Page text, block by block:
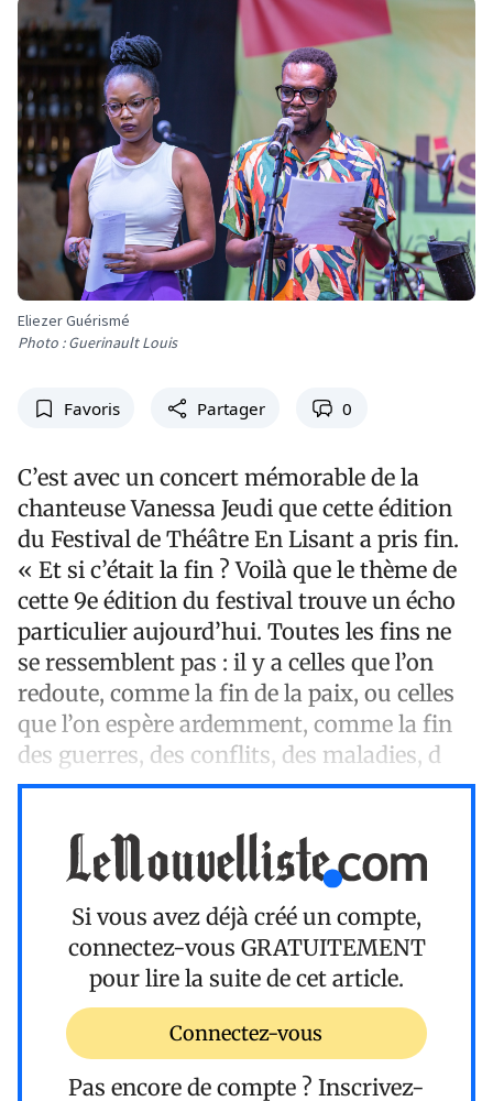
Eliezer Guérismé
Photo : Guerinault Louis
Favoris Partager 0
C’est avec un concert mémorable de la
chanteuse Vanessa Jeudi que cette édition
du Festival de Théâtre En Lisant a pris fin.
« Et si c’était la fin ? Voilà que le thème de
cette 9e édition du festival trouve un écho
particulier aujourd’hui. Toutes les fins ne
se ressemblent pas : il y a celles que l’on
redoute, comme la fin de la paix, ou celles
que l’on espère ardemment, comme la fin
des guerres, des conflits, des maladies, d
Si vous avez déjà créé un compte,
connectez-vous GRATUITEMENT
pour lire la suite de cet article.
Connectez-vous
Pas encore de compte ? Inscrivez-